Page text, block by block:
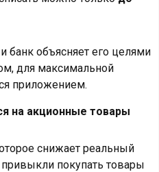
банк объясняет его целями
для максимальной
приложением.
на акционные товары
снижает реальный
покупать товары